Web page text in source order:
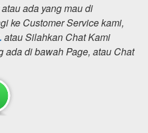
ada yang mau di
ke Customer Service kami,
atau Silahkan Chat Kami
ada di bawah Page, atau Chat